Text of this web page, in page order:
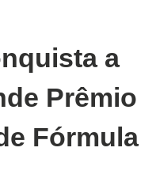
a
Prêmio
Fórmula